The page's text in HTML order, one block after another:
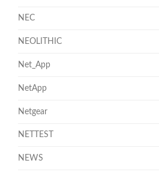
NEC
NEOLITHIC
Net_App
NetApp
Netgear
NETTEST
NEWS